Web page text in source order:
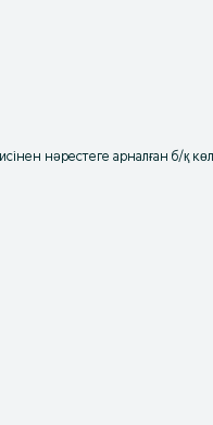
нәрестеге арналған б/қ